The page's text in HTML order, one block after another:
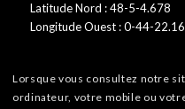
Latitude Nord : 48-5-4.678
Longitude Ouest : 0-44-
Lorsque vous consultez notre
ordinateur, votre mobile ou